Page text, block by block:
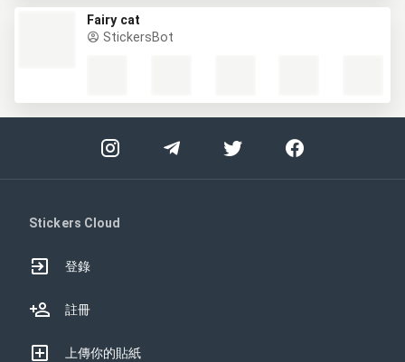
Fairy cat
StickersBot
Stickers Cloud
登錄
註冊
上傳你的貼紙